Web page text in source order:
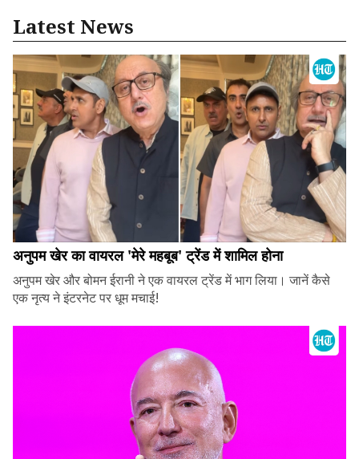
Latest News
अनुपम खेर का वायरल 'मेरे महबूब' ट्रेंड में शामिल होना
अनुपम खेर और बोमन ईरानी ने एक वायरल ट्रेंड में भाग लिया। जानें कैसे
एक नृत्य ने इंटरनेट पर धूम मचाई!